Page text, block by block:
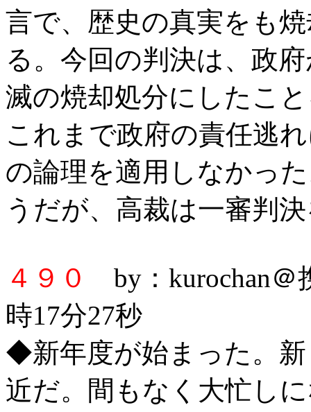
言で、歴史の真実をも
る。今回の判決は、政
滅の焼却処分にしたこ
これまで政府の責任逃
の論理を適用しなかっ
うだが、高裁は一審判
４９０
by：kurochan
時17分27秒
◆新年度が始まった。
近だ。間もなく大忙し